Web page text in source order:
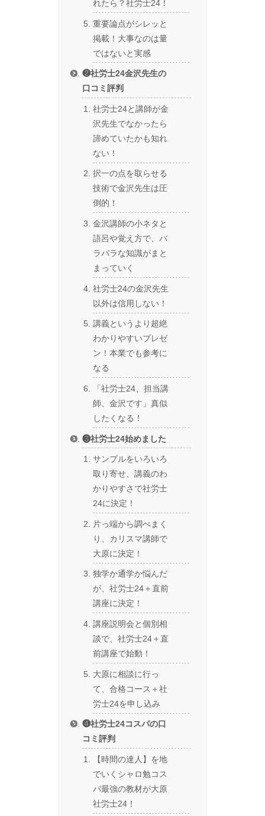
れたら？社労士24！
重要論点がシレッと
掲載！大事なのは量
ではないと実感
❷社労士24金沢先生の
口コミ評判
社労士24と講師が金
沢先生でなかったら
諦めていたかも知れ
ない！
択一の点を取らせる
技術で金沢先生は圧
倒的！
金沢講師の小ネタと
語呂や覚え方で、バ
ラバラな知識がまと
まっていく
社労士24の金沢先生
以外は信用しない！
講義というより超絶
わかりやすいプレゼ
ン！本業でも参考に
なる
「社労士24、担当講
師、金沢です」真似
したくなる！
❸社労士24始めました
サンプルをいろいろ
取り寄せ、講義のわ
かりやすさで社労士
24に決定！
片っ端から調べまく
り、カリスマ講師で
大原に決定！
独学か通学か悩んだ
が、社労士24＋直前
講座に決定！
講座説明会と個別相
談で、社労士24＋直
前講座で始動！
大原に相談に行っ
て、合格コース＋社
労士24を申し込み
❹社労士24コスパの口
コミ評判
【時間の達人】を地
でいくシャロ勉コス
パ最強の教材が大原
社労士24！